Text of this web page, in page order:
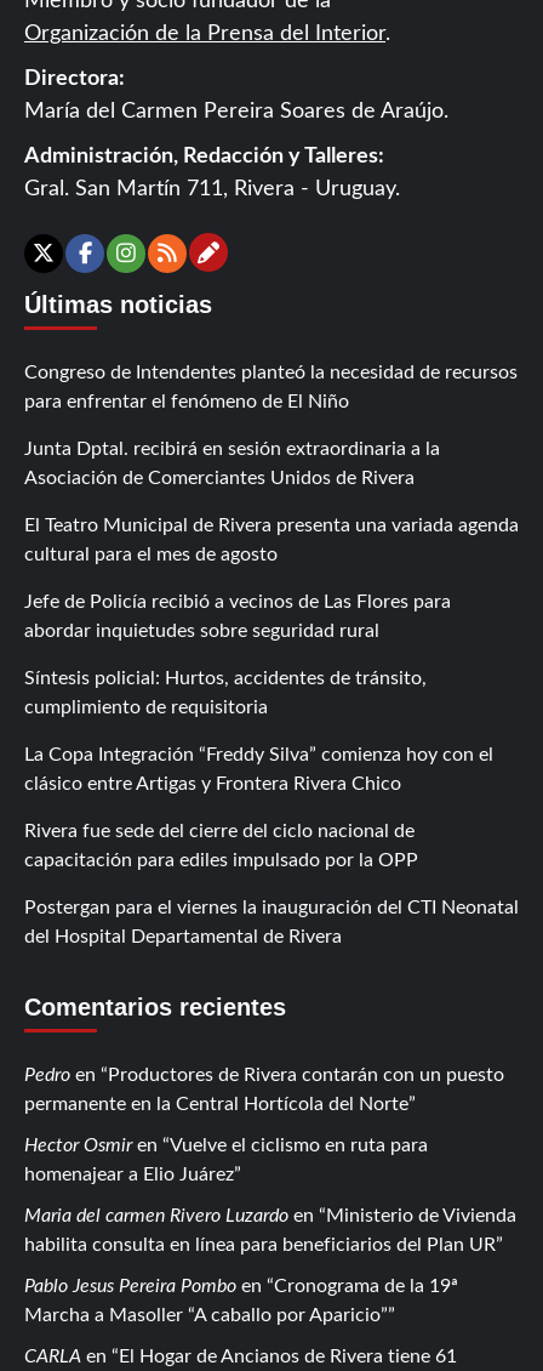
Organización de la Prensa del Interior.
Directora:
María del Carmen Pereira Soares de Araújo.
Administración, Redacción y Talleres:
Gral. San Martín 711, Rivera - Uruguay.
X Facebook
Instagram
RSSContáctanos
Últimas noticias
Congreso de Intendentes planteó la necesidad de recursos
para enfrentar el fenómeno de El Niño
Junta Dptal. recibirá en sesión extraordinaria a la
Asociación de Comerciantes Unidos de Rivera
El Teatro Municipal de Rivera presenta una variada agenda
cultural para el mes de agosto
Jefe de Policía recibió a vecinos de Las Flores para
abordar inquietudes sobre seguridad rural
Síntesis policial: Hurtos, accidentes de tránsito,
cumplimiento de requisitoria
La Copa Integración “Freddy Silva” comienza hoy con el
clásico entre Artigas y Frontera Rivera Chico
Rivera fue sede del cierre del ciclo nacional de
capacitación para ediles impulsado por la OPP
Postergan para el viernes la inauguración del CTI Neonatal
del Hospital Departamental de Rivera
Comentarios recientes
Pedro en
Productores de Rivera contarán con un puesto
permanente en la Central Hortícola del Norte
Hector Osmiren
Vuelve el ciclismo en ruta para
homenajear a Elio Juárez
Maria del carmen Rivero Luzardo en
Ministerio de Vivienda
habilita consulta en línea para beneficiarios del Plan UR
Pablo Jesus Pereira Pombo en
Cronograma de la 19ª
Marcha a Masoller “A caballo por Aparicio”
CARLA en El Hogar de Ancianos de Rivera tiene 61